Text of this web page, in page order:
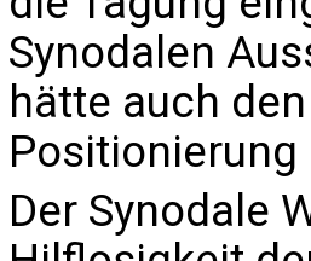
Synodalen
hätte auch
Der Synodale